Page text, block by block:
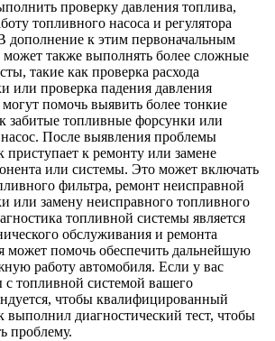
проверку давления топлива,
топливного насоса и регулятора
дополнение к этим первоначальным
также выполнять более сложные
такие как проверка расхода
или проверка падения давления
помочь выявить более тонкие
забитые топливные форсунки или
После выявления проблемы
приступает к ремонту или замене
или системы. Это может включать
фильтра, ремонт неисправной
или замену неисправного топливного
топливной системы является
обслуживания и ремонта
может помочь обеспечить дальнейшую
работу автомобиля. Если у вас
топливной системой вашего
чтобы квалифицированный
выполнил диагностический тест, чтобы
проблему.